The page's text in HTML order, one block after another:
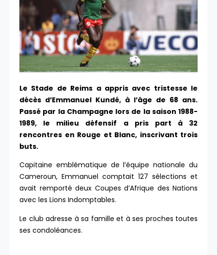
Le Stade de Reims a appris avec tristesse le
décès d’Emmanuel Kundé, à l’âge de 68 ans.
Passé par la Champagne lors de la saison 1988-
1989, le milieu défensif a pris part à 32
rencontres en Rouge et Blanc, inscrivant trois
buts.
Capitaine emblématique de l’équipe nationale du
Cameroun, Emmanuel comptait 127 sélections et
avait remporté deux Coupes d’Afrique des Nations
avec les Lions Indomptables.
Le club adresse à sa famille et à ses proches toutes
ses condoléances.